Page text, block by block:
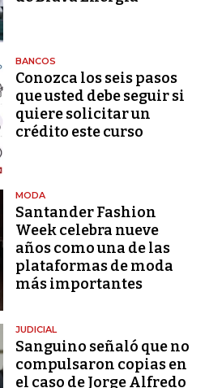
BANCOS
Conozca los seis pasos
que usted debe seguir si
quiere solicitar un
crédito este curso
MODA
Santander Fashion
Week celebra nueve
años como una de las
plataformas de moda
más importantes
JUDICIAL
Sanguino señaló que no
compulsaron copias en
el caso de Jorge Alfredo